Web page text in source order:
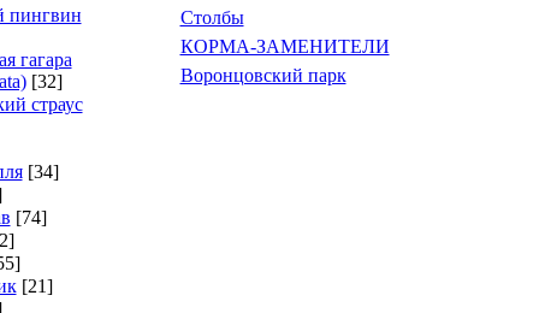
пингвин
гагара
[32]
страус
[34]
[74]
[21]
Столбы
КОРМА-ЗАМЕНИТЕЛИ
Воронцовский парк